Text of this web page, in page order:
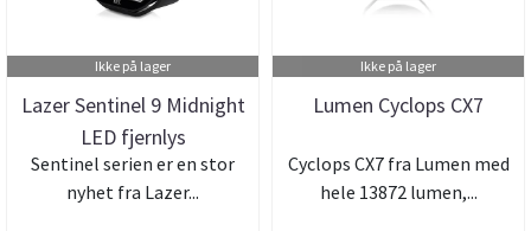
Ikke på lager
Lazer Sentinel 9 Midnight
LED fjernlys
Sentinel serien er en stor
nyhet fra Lazer...
Ikke på lager
Lumen Cyclops CX7
Cyclops CX7 fra Lumen med
hele 13872 lumen,...